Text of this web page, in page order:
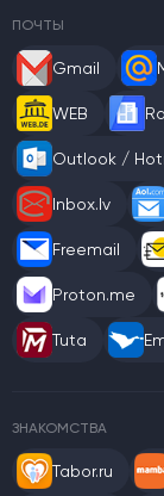
ПОЧТЫ
Gmail
WEB
Outlook /
Inbox.lv
Freemail
Proton.me
Tuta
ЗНАКОМСТВА
Tabor.ru